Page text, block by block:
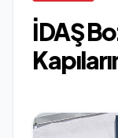
İDAŞ